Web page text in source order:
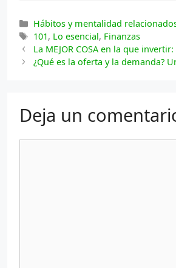
Categorías
Hábitos y mentalidad
Etiquetas
101, Lo esencial, Finanzas
La MEJOR COSA en la que
¿Qué es la oferta y la demanda?
Deja un